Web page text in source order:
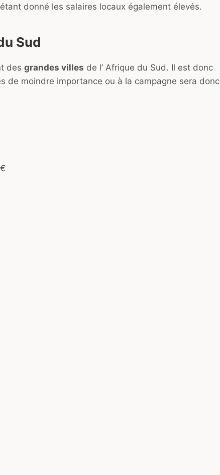
étant donné les salaires locaux également élevés.
Sud
des grandes villes de l’ Afrique du Sud. Il est donc
de moindre importance ou à la campagne sera donc